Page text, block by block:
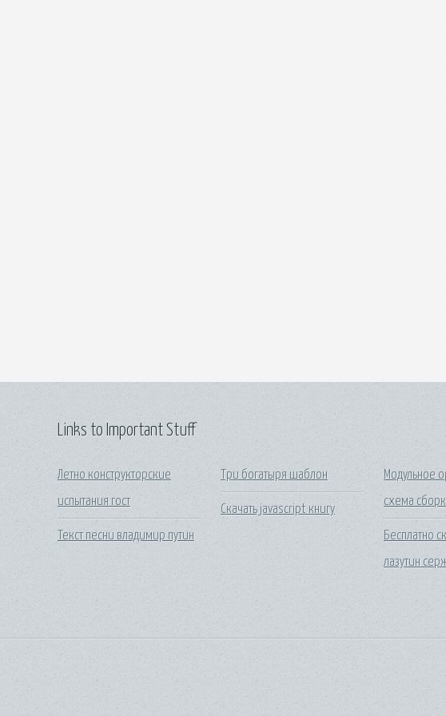
Links to Important Stuff
Летно конструкторские
испытания гост
Текст песни владимир путин
Три богатыря шаблон
Скачать javascript книгу
Модульное
схема
Бесплатно
лазутин